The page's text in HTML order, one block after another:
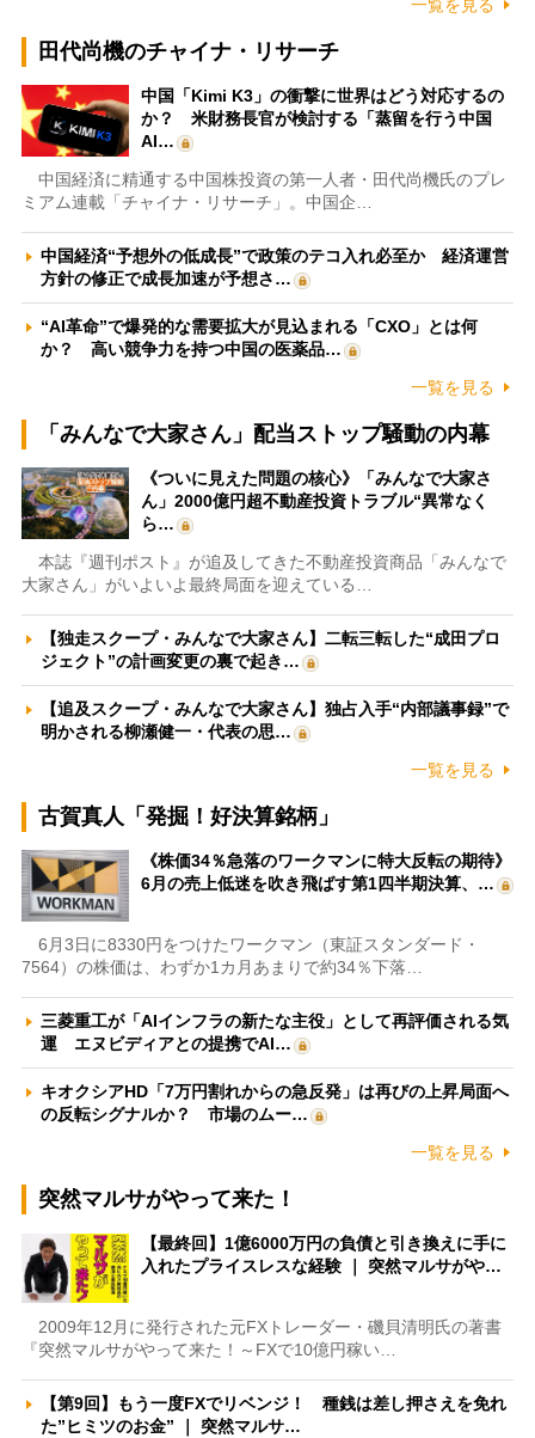
一覧を見る
田代尚機のチャイナ・リサーチ
中国「Kimi K3」の衝撃に世界はどう対応するの
か？ 米財務長官が検討する「蒸留を行う中国
AI…
中国経済に精通する中国株投資の第一人者・田代尚機氏のプレ
ミアム連載「チャイナ・リサーチ」。中国企…
中国経済“予想外の低成長”で政策のテコ入れ必至か 経済運営
方針の修正で成長加速が予想さ…
“AI革命”で爆発的な需要拡大が見込まれる「CXO」とは何
か？ 高い競争力を持つ中国の医薬品…
一覧を見る
「みんなで大家さん」配当ストップ騒動の内幕
《ついに見えた問題の核心》「みんなで大家さ
ん」2000億円超不動産投資トラブル“異常なく
ら…
本誌『週刊ポスト』が追及してきた不動産投資商品「みんなで
大家さん」がいよいよ最終局面を迎えている…
【独走スクープ・みんなで大家さん】二転三転した“成田プロ
ジェクト”の計画変更の裏で起き…
【追及スクープ・みんなで大家さん】独占入手“内部議事録”で
明かされる柳瀬健一・代表の思…
一覧を見る
古賀真人「発掘！好決算銘柄」
《株価34％急落のワークマンに特大反転の期待》
6月の売上低迷を吹き飛ばす第1四半期決算、…
6月3日に8330円をつけたワークマン（東証スタンダード・
7564）の株価は、わずか1カ月あまりで約34％下落…
三菱重工が「AIインフラの新たな主役」として再評価される気
運 エヌビディアとの提携でAI…
キオクシアHD「7万円割れからの急反発」は再びの上昇局面へ
の反転シグナルか？ 市場のムー…
一覧を見る
突然マルサがやって来た！
【最終回】1億6000万円の負債と引き換えに手に
入れたプライスレスな経験 ｜ 突然マルサがや…
2009年12月に発行された元FXトレーダー・磯貝清明氏の著書
『突然マルサがやって来た！～FXで10億円稼い…
【第9回】もう一度FXでリベンジ！ 種銭は差し押さえを免れ
た”ヒミツのお金” ｜ 突然マルサ…